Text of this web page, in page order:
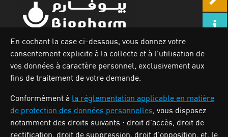
Zone industrielle Oued Smar,Lot N`62, Voie n36, Alger.
BIOPHARM
En cochant la case ci-dessous, vous donnez votre
consentement explicite à la collecte et à l’utilisation de
vos données à caractère personnel, exclusivement aux
fins de traitement de votre demande.
Conformément à la réglementation applicable en matière
de protection des données personnelles, vous disposez
notamment des droits suivants : droit d’accès, droit de
rectification, droit de suppression, droit d’opposition, et, le